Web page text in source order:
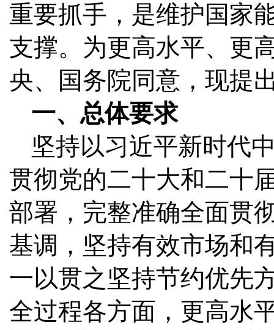
重要抓手，是维护国家
支撑。为更高水平、更
央、国务院同意，现提
一、总体要求
坚持以习近平新时代
贯彻党的二十大和二十
部署，完整准确全面贯
基调，坚持有效市场和
一以贯之坚持节约优先
全过程各方面，更高水